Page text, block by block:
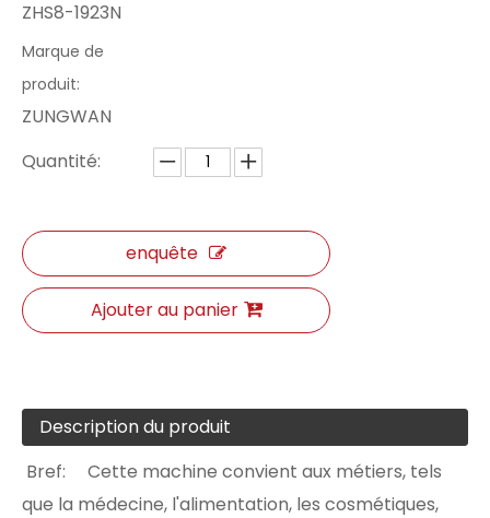
ZHS8-1923N
Marque de
produit:
ZUNGWAN
Quantité:
enquête
Ajouter au panier
Description du produit
Bref: Cette machine convient aux métiers, tels
que la médecine, l'alimentation, les cosmétiques,